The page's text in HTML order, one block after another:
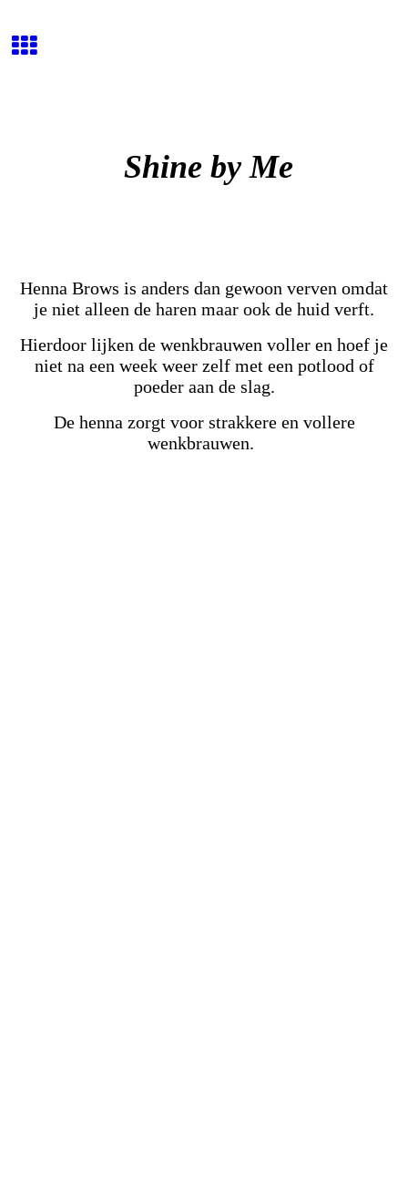
Shine by Me
Henna Brows is anders dan gewoon verven omdat
je niet alleen de haren maar ook de huid verft.
Hierdoor lijken de wenkbrauwen voller en hoef je
niet na een week weer zelf met een potlood of
poeder aan de slag.
De henna zorgt voor strakkere en vollere
wenkbrauwen.